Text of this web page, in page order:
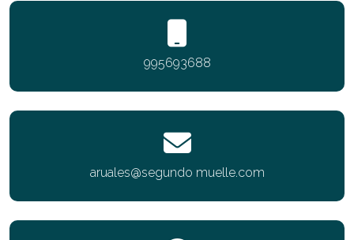
995693688
aruales@segundo muelle.com